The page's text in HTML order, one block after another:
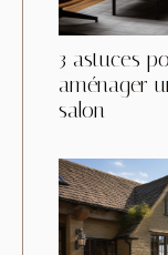
3 astuces
aménager
salon